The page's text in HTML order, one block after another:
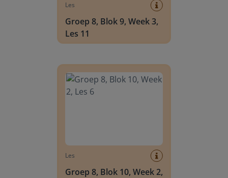
Les
Groep 8, Blok 9, Week 3,
Les 11
Les
Groep 8, Blok 10, Week 2,